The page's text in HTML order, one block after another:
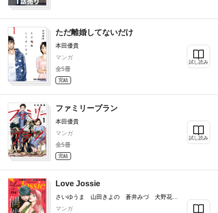
ただ離婚してないだけ
本田優貴
マンガ
全5冊
完結
試し読み
ファミリープラン
本田優貴
マンガ
全5冊
完結
試し読み
Love Jossie
さいゆうま 山田きよの 蒼井みづ 犬野花
子 八島時 まつもと 美伊優星
マンガ